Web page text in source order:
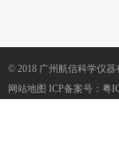
© 2018 广州航信科学仪器
网站地图 ICP备案号： 粤